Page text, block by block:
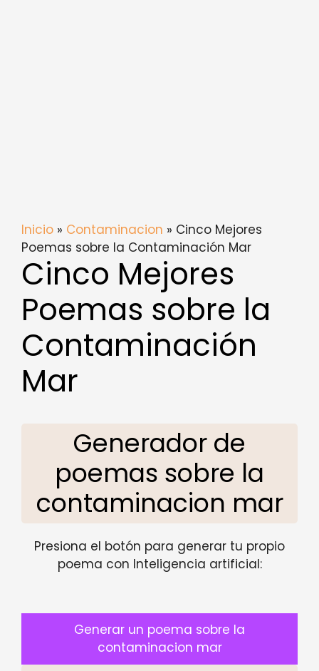
Inicio » Contaminacion » Cinco Mejores
Poemas sobre la Contaminación Mar
Cinco Mejores
Poemas sobre la
Contaminación
Mar
Generador de
poemas sobre la
contaminacion mar
Presiona el botón para generar tu propio
poema con Inteligencia artificial:
Generar un poema sobre la
contaminacion mar